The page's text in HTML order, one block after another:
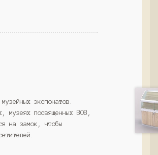
экспонатов.
музеях посвященных ВОВ,
на замок, чтобы